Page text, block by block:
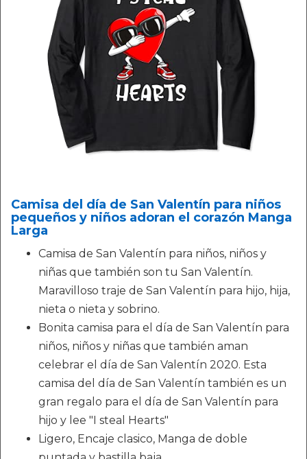
Camisa del día de San Valentín para niños
pequeños y niños adoran el corazón Manga
Larga
Camisa de San Valentín para niños, niños y
niñas que también son tu San Valentín.
Maravilloso traje de San Valentín para hijo, hija,
nieta o nieta y sobrino.
Bonita camisa para el día de San Valentín para
niños, niños y niñas que también aman
celebrar el día de San Valentín 2020. Esta
camisa del día de San Valentín también es un
gran regalo para el día de San Valentín para
hijo y lee "I steal Hearts"
Ligero, Encaje clasico, Manga de doble